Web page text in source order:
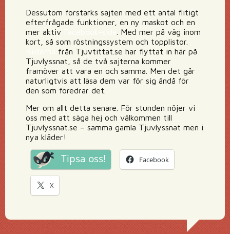
Dessutom förstärks sajten med ett antal flitigt
efterfrågade funktioner, en ny maskot och en
mer aktiv
. Med mer på väg inom
kort, så som röstningssystem och topplistor.
från Tjuvtittat.se har flyttat in här på
Tjuvlyssnat, så de två sajterna kommer
framöver att vara en och samma. Men det går
naturligtvis att läsa dem var för sig ändå för
den som föredrar det.
Mer om allt detta senare. För stunden nöjer vi
oss med att säga hej och välkommen till
Tjuvlyssnat.se – samma gamla Tjuvlyssnat men i
nya kläder!
Tipsa oss! Facebook
X